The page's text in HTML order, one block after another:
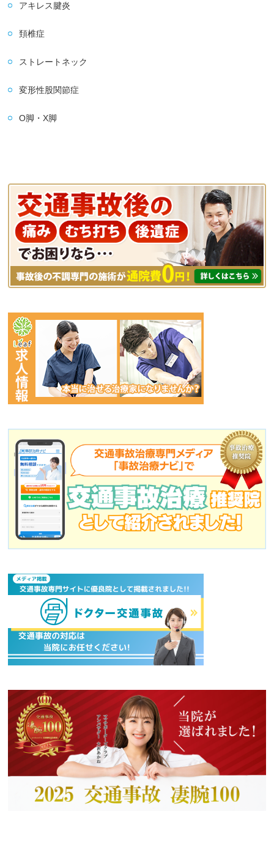
アキレス腱炎
頚椎症
ストレートネック
変形性股関節症
O脚・X脚